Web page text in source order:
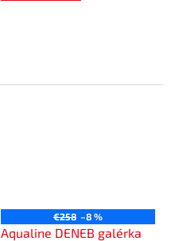
€258 –8 %
Aqualine DENEB galérka